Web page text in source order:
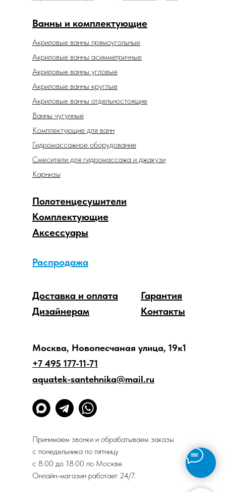
Ванны и комплектующие
Акриловые ванны прямоугольные
Аксессуары
Распродажа
Комплектующие
Дизайнерам
Доставка и оплата
Гарантия
Контакты
Акриловые ванны отдельностоящие
Акриловые ванны асимметричные
Акриловые ванны угловые
Акриловые ванны круглые
Ванны чугунные
Комплектующие для ванн
Гидромассажное оборудование
Смесители для гидромассажа и джакузи
Карнизы
Полотенцесушители
Москва, Новопесчаная улица, 19к1
+7 495 177-11-71
aquatek-santehnika@mail.ru
Принимаем звонки и обрабатываем заказы
с понедельника по пятницу
с 8:00 до 18:00 по Москве.
Онлайн-магазин работает 24/7.